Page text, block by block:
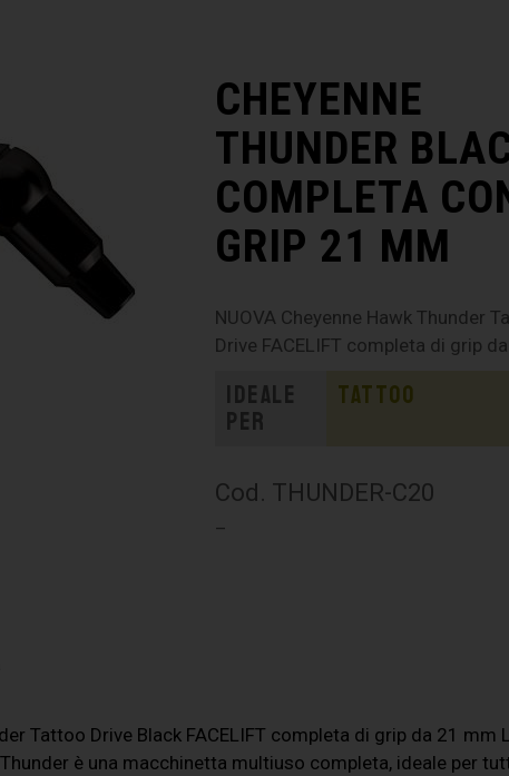
CHEYENNE
THUNDER
COMPLETA
GRIP 21 MM
NUOVA Cheyenne Hawk Thunder
Drive FACELIFT completa di grip
Ideale
per
Tattoo
Cod. THUNDER-C20
–
Tattoo Drive Black FACELIFT completa di grip da 21 mm
è una macchinetta multiuso completa, ideale per